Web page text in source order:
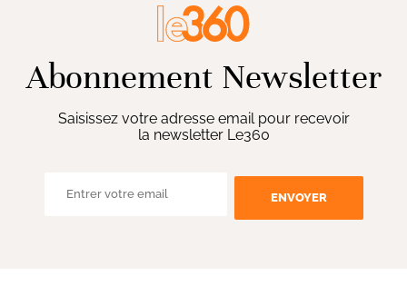
Abonnement Newsletter
Saisissez votre adresse email pour recevoir
la newsletter Le360
ENVOYER